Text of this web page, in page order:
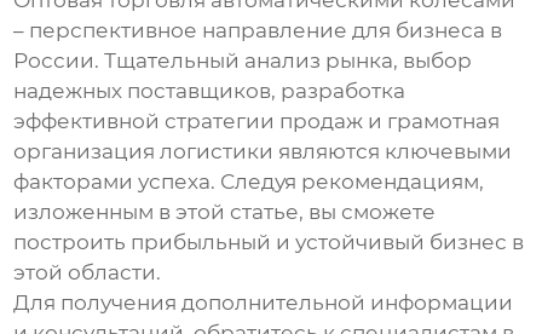
– перспективное направление для бизнеса в
России. Тщательный анализ рынка, выбор
надежных поставщиков, разработка
эффективной стратегии продаж и грамотная
организация логистики являются ключевыми
факторами успеха. Следуя рекомендациям,
изложенным в этой статье, вы сможете
построить прибыльный и устойчивый бизнес в
этой области.
Для получения дополнительной информации